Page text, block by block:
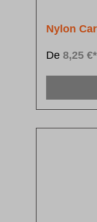
Nylon
De 8,25 €*